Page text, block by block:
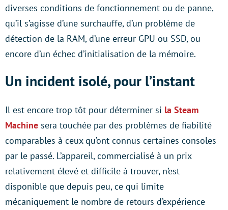
diverses conditions de fonctionnement ou de panne,
qu’il s’agisse d’une surchauffe, d’un problème de
détection de la RAM, d’une erreur GPU ou SSD, ou
encore d’un échec d’initialisation de la mémoire.
Un incident isolé, pour l’instant
Il est encore trop tôt pour déterminer si la Steam
Machine sera touchée par des problèmes de fiabilité
comparables à ceux qu’ont connus certaines consoles
par le passé. L’appareil, commercialisé à un prix
relativement élevé et difficile à trouver, n’est
disponible que depuis peu, ce qui limite
mécaniquement le nombre de retours d’expérience